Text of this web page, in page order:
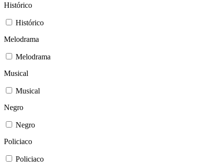
Histórico
Histórico
Melodrama
Melodrama
Musical
Musical
Negro
Negro
Policiaco
Policiaco